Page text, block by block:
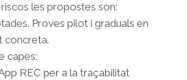
les propostes son:
Proves pilot i graduals en
concreta.
capes:
REC per a la traçabilitat